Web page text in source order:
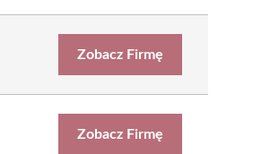
Zobacz Firmę
Zobacz Firmę